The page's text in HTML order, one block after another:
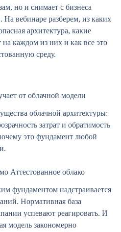
но и снимает с бизнеса
На вебинаре разберем, из каких
архитектура, какие
каждом из них и как все это
среду.
от облачной модели
облачной архитектуры:
затрат и обратимость
это фундамент любой
Аттестованное облако
фундаментом надстраивается
Нормативная база
успевают реагировать. И
модель закономерно